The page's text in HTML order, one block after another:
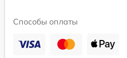
Способы оплаты